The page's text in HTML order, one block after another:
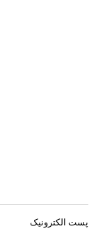
پست الکترونیک